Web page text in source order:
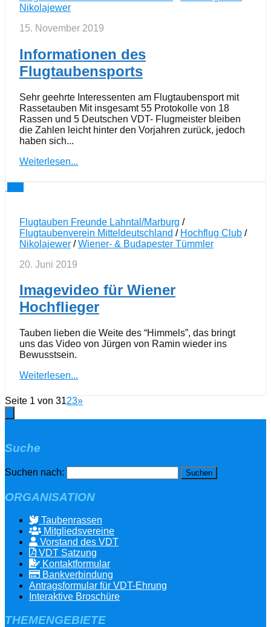
Nikolajewer
15. November 2019
Informationen des
Flugtaubensports
Sehr geehrte Interessenten am Flugtaubensport mit
Rassetauben Mit insgesamt 55 Protokolle von 18
Rassen und 5 Deutschen VDT- Flugmeister bleiben
die Zahlen leicht hinter den Vorjahren zurück, jedoch
haben sich...
Weiterlesen...
Flugtauben Freunde Lahntal/Marburg /
Flugtaubenverein Mitteldeutschland / Hochflug Club /
Nikolajewer /Wiener- & Budapester Tümmler
20. Juni 2019
Imagevideo für Wiener
Hochflieger
Tauben lieben die Weite des “Himmels”, das bringt
uns das Video von Jürgen von Ramin wieder ins
Bewusstsein.
Weiterlesen...
Seite 1 von 3123»
Suche
Suchen nach:
ORGANISATION
Taubenrassen
Mitgliedsvereine
Vorstand des VDT
VDT Satzung
Kontaktformular
Bankverbindung
Antragsformular für VDT-Ehrung
Interaktive Broschüre
THEMENGEBIETE